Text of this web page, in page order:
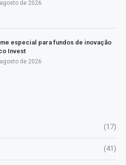
de 2026
especial para fundos de inovação
Invest
de 2026
(17)
(41)